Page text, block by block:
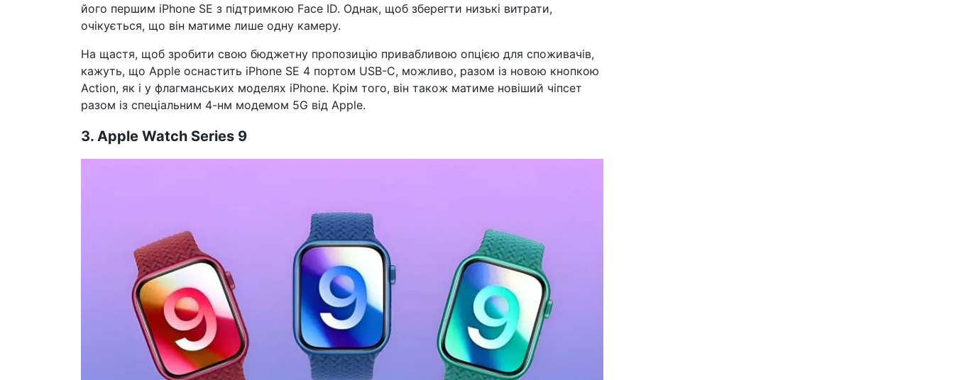
його першим iPhone SE з підтримкою Face ID. Однак, щоб зберегти низькі витрати,
очікується, що він матиме лише одну камеру.
На щастя, щоб зробити свою бюджетну пропозицію привабливою опцією для споживачів,
кажуть, що Apple оснастить iPhone SE 4 портом USB-C, можливо, разом із новою кнопкою
Action, як і у флагманських моделях iPhone. Крім того, він також матиме новіший чіпсет
разом із спеціальним 4-нм модемом 5G від Apple.
3. Apple Watch Series 9